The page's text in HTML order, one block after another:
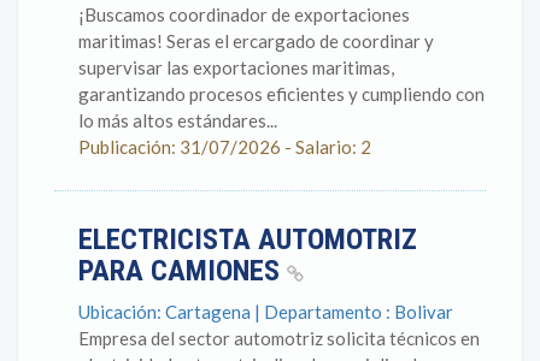
¡Buscamos coordinador de exportaciones
maritimas! Seras el ercargado de coordinar y
supervisar las exportaciones maritimas,
garantizando procesos eficientes y cumpliendo con
lo más altos estándares...
Publicación: 31/07/2026 - Salario: 2
ELECTRICISTA AUTOMOTRIZ
PARA CAMIONES
Ubicación: Cartagena | Departamento : Bolivar
Empresa del sector automotriz solicita técnicos en